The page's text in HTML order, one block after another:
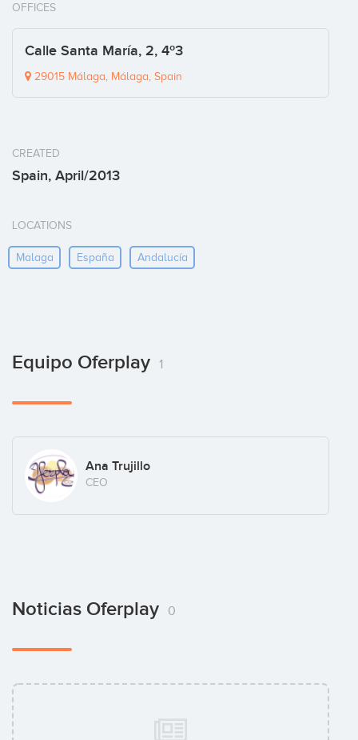
OFFICES
Calle Santa María, 2, 4º3
29015 Málaga, Málaga, Spain
CREATED
Spain, April/2013
LOCATIONS
Malaga España Andalucía
Equipo Oferplay 1
Ana Trujillo
CEO
Noticias Oferplay 0